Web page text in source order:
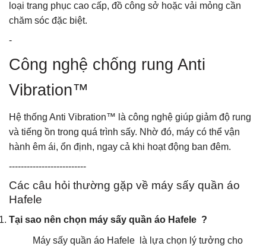
loại trang phục cao cấp, đồ công sở hoặc vải mỏng cần
chăm sóc đặc biệt.
-
Công nghệ chống rung Anti
Vibration™
Hệ thống Anti Vibration™ là công nghệ giúp giảm độ rung
và tiếng ồn trong quá trình sấy. Nhờ đó, máy có thể vận
hành êm ái, ổn định, ngay cả khi hoạt động ban đêm.
--------------------------
Các câu hỏi thường gặp về máy sấy quần áo
Hafele
Tại sao nên chọn máy sấy quần áo Hafele ?
Máy sấy quần áo Hafele là lựa chọn lý tưởng cho